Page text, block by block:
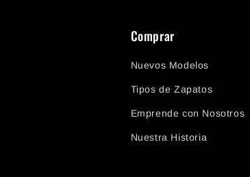
Comprar
Nuevos Modelos
Tipos de Zapatos
Emprende con Nosotros
Nuestra Historia